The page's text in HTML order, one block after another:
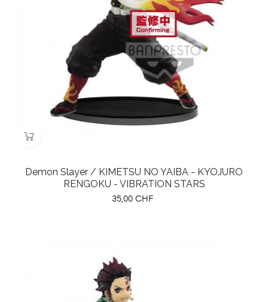
Demon Slayer / KIMETSU NO YAIBA - KYOJURO
RENGOKU - VIBRATION STARS
Preis
35,00 CHF